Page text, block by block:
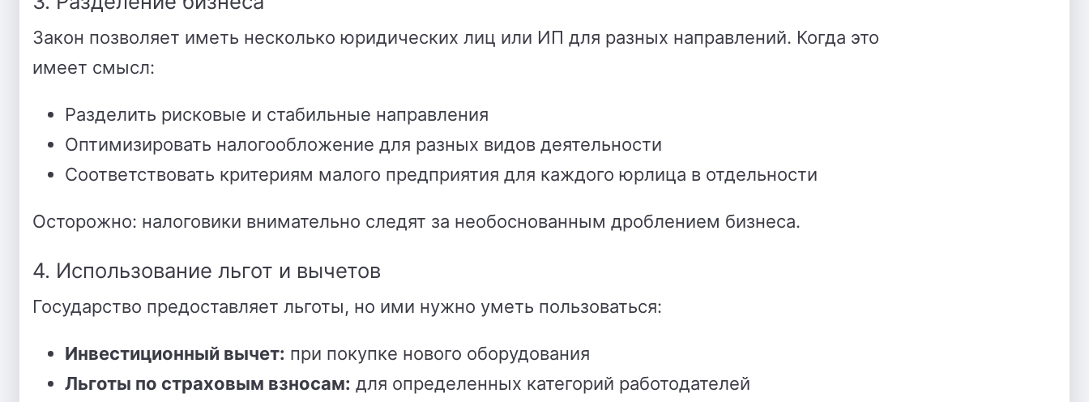
Закон позволяет иметь несколько юридических лиц или ИП для разных направлений. Когда это
имеет смысл:
Разделить рисковые и стабильные направления
Оптимизировать налогообложение для разных видов деятельности
Соответствовать критериям малого предприятия для каждого юрлица в отдельности
Осторожно: налоговики внимательно следят за необоснованным дроблением бизнеса.
4. Использование льгот и вычетов
Государство предоставляет льготы, но ими нужно уметь пользоваться:
Инвестиционный вычет: при покупке нового оборудования
Льготы по страховым взносам: для определенных категорий работодателей